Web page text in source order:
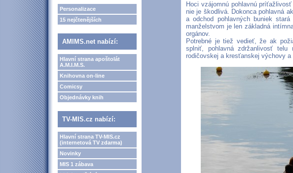
Personalizace
15 nejčtenějších
AMIMS.net nabízí:
Hlavní strana apoštolát
A.M.I.M.S.
Knihovna on-line
Comicsy
Objednávky knih
TV-MIS.cz nabízí:
Hlavní strana TV-MIS.cz
(internetová TV zdarma)
Novinky
MIS 1 zábava
Hoci vzájomnú pohlavnú
nie je škodlivá. Dokonca pohlavná
a odchod pohlavných buniek
manželstvom je len základná
orgánov.
Potrebné je tiež vedieť, že ak
splniť, pohlavná zdržanlivosť telu
rodičovskej a kresťanskej výchovy a